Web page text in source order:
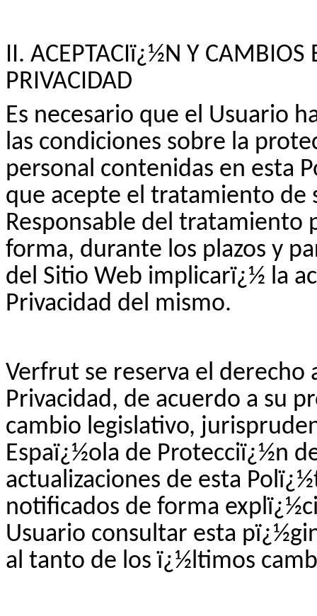
II. ACEPTACIï¿½N Y CAMBIOS
PRIVACIDAD
Es necesario que el Usuario
las condiciones sobre la
personal contenidas en esta
que acepte el tratamiento de
Responsable del tratamiento
forma, durante los plazos y
del Sitio Web implicarï¿½ la
Privacidad del mismo.
Verfrut se reserva el
Privacidad, de acuerdo a su
cambio legislativo,
Espaï¿½ola de Protecciï¿½n
actualizaciones de esta
notificados de forma
Usuario consultar esta
al tanto de los ï¿½ltimos